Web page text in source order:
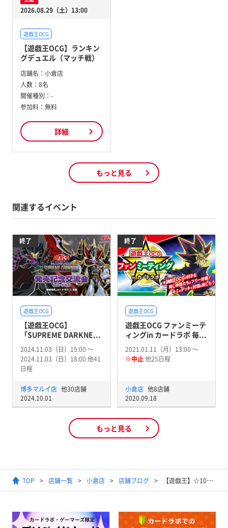
2026.08.29（土）13:00
遊戯王OCG
【遊戯王OCG】ランキン
グデュエル（マッチ戦）
店舗名： 小倉店
人数： 8名
開催種別： -
参加料： 無料
詳細
もっと見る
関連するイベント
終了
遊戯王OCG
【遊戯王OCG】
「SUPREME DARKNE...
2024.11.03（日）15:00 〜
2024.11.03（日）18:00 他41
日程
博多マルイ店 他30店舗
2024.10.01
終了
遊戯王OCG
遊戯王OCG ファンミーテ
ィングin カードラボ 毎...
2021.01.11（月）13:00 〜
※中止 他25日程
小倉店 他8店舗
2020.09.18
もっと見る
TOP 店舗一覧 小倉店 店舗ブログ 【遊戯王】☆10000円デッキオリパ☆新しくなりました！！【販売情報】